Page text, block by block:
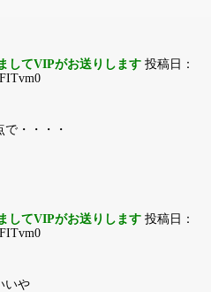
してVIPがお送りします 投稿日：
・・・・
してVIPがお送りします 投稿日：
いや